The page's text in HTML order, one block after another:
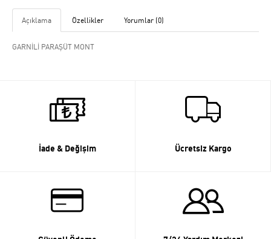
Açıklama Özellikler Yorumlar (0)
GARNİLİ PARAŞÜT MONT
İade & Değişim Ücretsiz Kargo